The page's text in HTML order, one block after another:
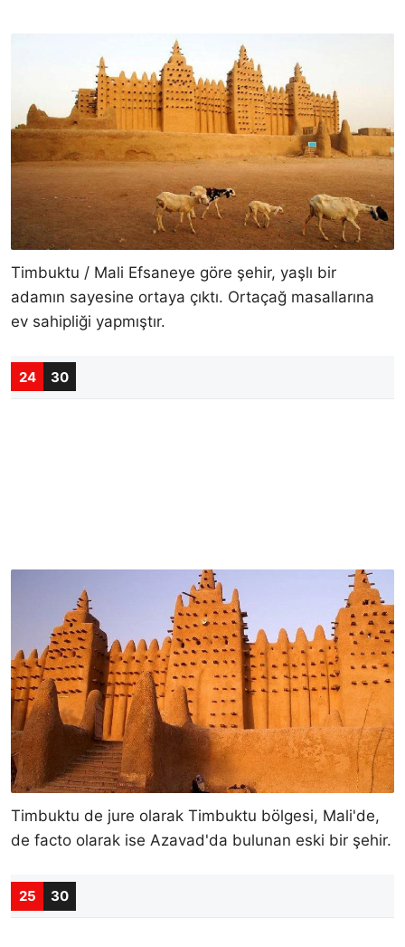
Timbuktu / Mali Efsaneye göre şehir, yaşlı bir
adamın sayesine ortaya çıktı. Ortaçağ masallarına
ev sahipliği yapmıştır.
24 30
Timbuktu de jure olarak Timbuktu bölgesi, Mali'de,
de facto olarak ise Azavad'da bulunan eski bir şehir.
25 30